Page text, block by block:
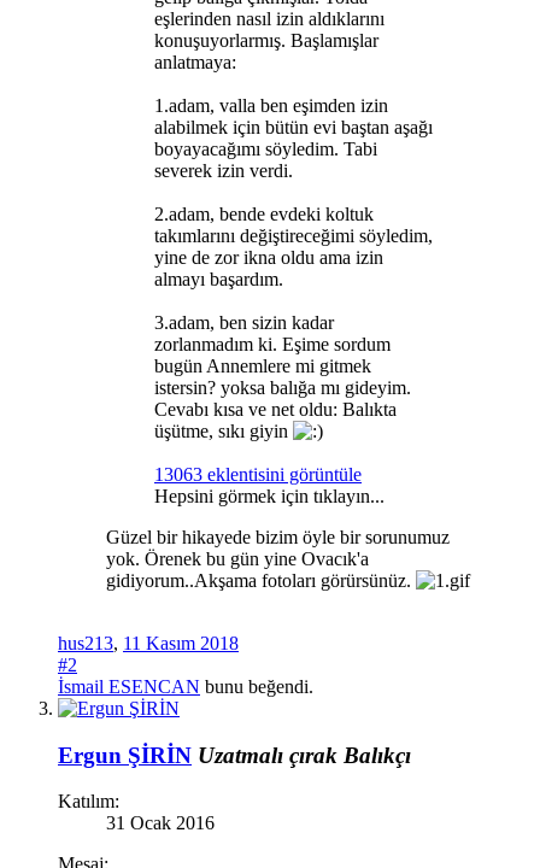
eşlerinden nasıl izin aldıklarını
konuşuyorlarmış. Başlamışlar
anlatmaya:
1.adam, valla ben eşimden izin
alabilmek için bütün evi baştan aşağı
boyayacağımı söyledim. Tabi
severek izin verdi.
2.adam, bende evdeki koltuk
takımlarını değiştireceğimi söyledim,
yine de zor ikna oldu ama izin
almayı başardım.
3.adam, ben sizin kadar
zorlanmadım ki. Eşime sordum
bugün Annemlere mi gitmek
istersin? yoksa balığa mı gideyim.
Cevabı kısa ve net oldu: Balıkta
üşütme, sıkı giyin
13063 eklentisini görüntüle
Hepsini görmek için tıklayın...
Güzel bir hikayede bizim öyle bir sorunumuz
yok. Örenek bu gün yine Ovacık'a
gidiyorum..Akşama fotoları görürsünüz.
hus213, 11 Kasım 2018
#2
İsmail ESENCAN bunu beğendi.
Ergun ŞİRİN Uzatmalı çırak Balıkçı
Katılım:
31 Ocak 2016